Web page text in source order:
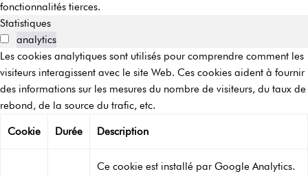
fonctionnalités tierces.
Statistiques
analytics
Les cookies analytiques sont utilisés pour comprendre comment les
visiteurs interagissent avec le site Web. Ces cookies aident à fournir
des informations sur les mesures du nombre de visiteurs, du taux de
rebond, de la source du trafic, etc.
Cookie Durée Description
Ce cookie est installé par Google Analytics.